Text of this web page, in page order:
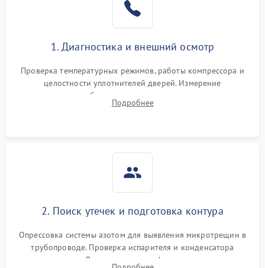
работе
2000 ₽ Подробнее →
1000 ₽
1800 ₽
1. Диагностика и внешний осмотр
Проверка температурных режимов, работы компрессора и
целостности уплотнителей дверей. Измерение
сопротивления обмоток мотора, проверка термостата и
считывание кодов ошибок с электронного дисплея.
Подробнее
2. Поиск утечек и подготовка контура
Опрессовка системы азотом для выявления микротрещин в
трубопроводе. Проверка испарителя и конденсатора
течеискателем. Демонтаж старого фильтра-осушителя и